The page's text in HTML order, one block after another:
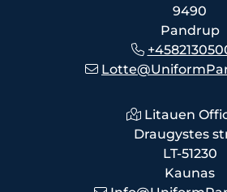
9490
Pandrup
Litauen
Draugystes
LT-51230
Kaunas